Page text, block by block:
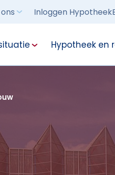
Inloggen
Hypotheek en